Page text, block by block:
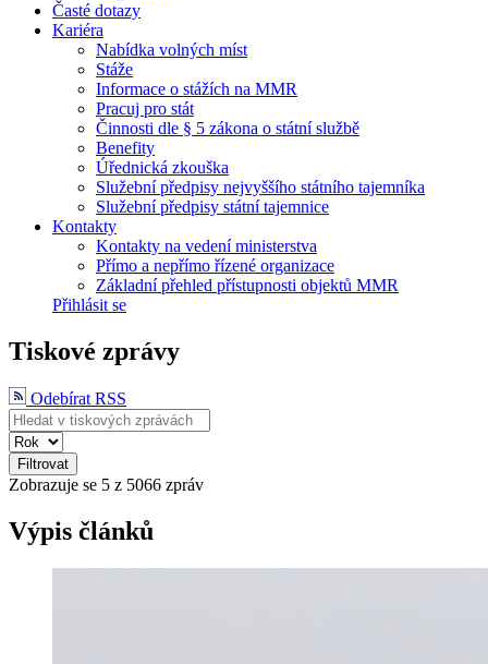
Časté dotazy
Kariéra
Nabídka volných míst
Stáže
Informace o stážích na MMR
Pracuj pro stát
Činnosti dle § 5 zákona o státní službě
Benefity
Úřednická zkouška
Služební předpisy nejvyššího státního tajemníka
Služební předpisy státní tajemnice
Kontakty
Kontakty na vedení ministerstva
Přímo a nepřímo řízené organizace
Základní přehled přístupnosti objektů MMR
Přihlásit se
Tiskové zprávy
Odebírat RSS
Filtrovat
Zobrazuje se 5 z 5066 zpráv
Výpis článků